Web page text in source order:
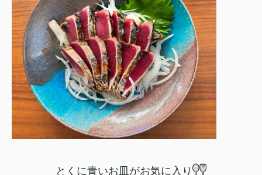
とくに青いお皿がお気に入り